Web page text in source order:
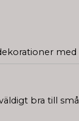
med
bra till små